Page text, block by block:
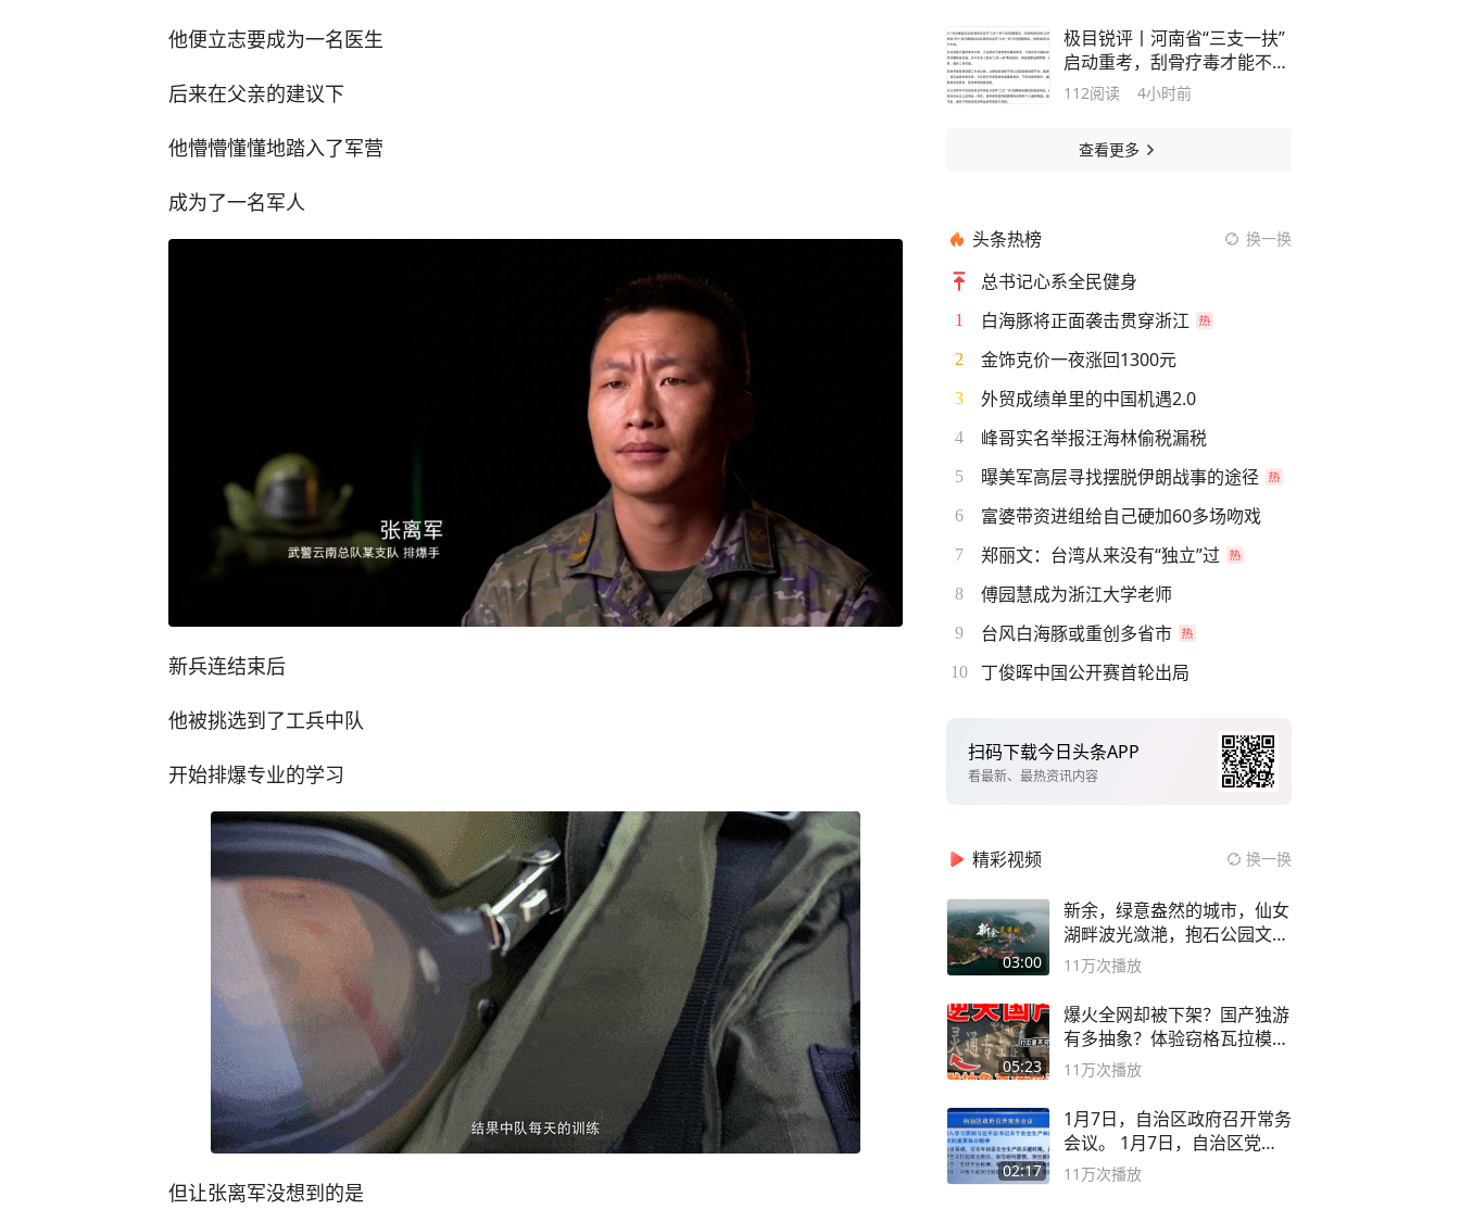
他便立志要成为一名医生
后来在父亲的建议下
他懵懵懂懂地踏入了军营
成为了一名军人
新兵连结束后
他被挑选到了工兵中队
开始排爆专业的学习
但让张离军没想到的是
极目锐评丨河南省“三支一扶”
启动重考，刮骨疗毒才能不负
公众期待
112阅读 4小时前
查看更多
头条热榜 换一换
总书记心系全民健身
1 白海豚将正面袭击贯穿浙江
2 金饰克价一夜涨回1300元
3 外贸成绩单里的中国机遇2.0
4 峰哥实名举报汪海林偷税漏税
5 曝美军高层寻找摆脱伊朗战事的途径
6 富婆带资进组给自己硬加60多场吻戏
7 郑丽文：台湾从来没有“独立”过
8 傅园慧成为浙江大学老师
9 台风白海豚或重创多省市
10 丁俊晖中国公开赛首轮出局
扫码下载今日头条APP
看最新、最热资讯内容
精彩视频 换一换
03:00
新余，绿意盎然的城市，仙女
湖畔波光潋滟，抱石公园文化
深邃……
11万次播放
05:23
爆火全网却被下架？国产独游
有多抽象？体验窃格瓦拉模拟
器！
11万次播放
02:17
1月7日，自治区政府召开常务
会议。 1月7日，自治区党委
副书记
11万次播放